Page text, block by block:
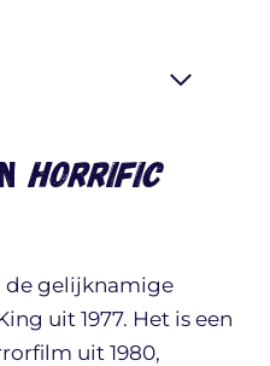
horrific
de gelijknamige
uit 1977. Het is een
uit 1980,